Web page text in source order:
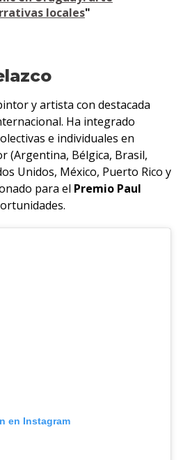
locales"
y artista con destacada
Ha integrado
e individuales en
(Argentina, Bélgica, Brasil,
Unidos, México, Puerto Rico y
para el Premio Paul
en Instagram